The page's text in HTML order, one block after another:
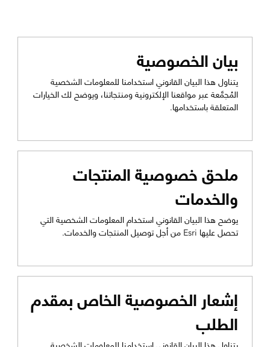
بيان الخصوصية
يتناول هذا البيان القانوني استخدامنا للمعلومات الشخصية
المُجمَّعة عبر مواقعنا الإلكترونية ومنتجاتنا، ويوضح لك الخيارات
المتعلقة باستخدامها.
ملحق خصوصية المنتجات
والخدمات
يوضح هذا البيان القانوني استخدام المعلومات الشخصية التي
تحصل عليها Esri من أجل توصيل المنتجات والخدمات.
إشعار الخصوصية الخاص بمقدم
الطلب